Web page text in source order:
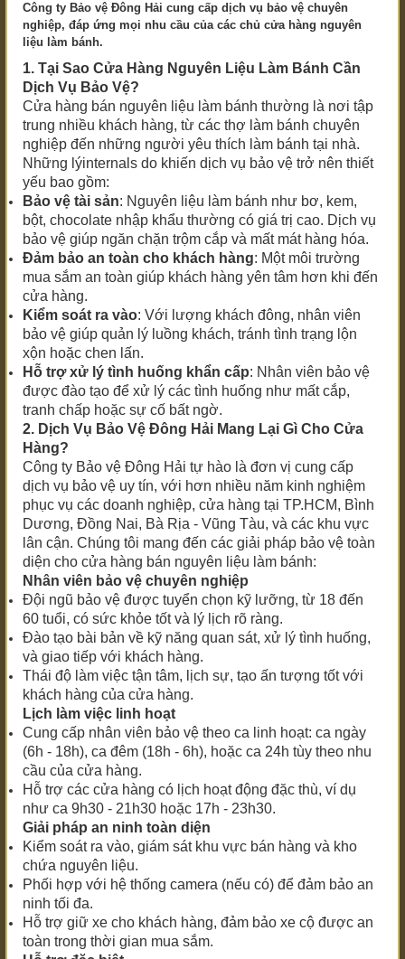
Công ty Bảo vệ Đông Hải cung cấp dịch vụ bảo vệ chuyên
nghiệp, đáp ứng mọi nhu cầu của các chủ cửa hàng nguyên
liệu làm bánh.
1. Tại Sao Cửa Hàng Nguyên Liệu Làm Bánh Cần
Dịch Vụ Bảo Vệ?
Cửa hàng bán nguyên liệu làm bánh thường là nơi tập
trung nhiều khách hàng, từ các thợ làm bánh chuyên
nghiệp đến những người yêu thích làm bánh tại nhà.
Những lýinternals do khiến dịch vụ bảo vệ trở nên thiết
yếu bao gồm:
Bảo vệ tài sản: Nguyên liệu làm bánh như bơ, kem,
bột, chocolate nhập khẩu thường có giá trị cao. Dịch vụ
bảo vệ giúp ngăn chặn trộm cắp và mất mát hàng hóa.
Đảm bảo an toàn cho khách hàng: Một môi trường
mua sắm an toàn giúp khách hàng yên tâm hơn khi đến
cửa hàng.
Kiểm soát ra vào: Với lượng khách đông, nhân viên
bảo vệ giúp quản lý luồng khách, tránh tình trạng lộn
xộn hoặc chen lấn.
Hỗ trợ xử lý tình huống khẩn cấp: Nhân viên bảo vệ
được đào tạo để xử lý các tình huống như mất cắp,
tranh chấp hoặc sự cố bất ngờ.
2. Dịch Vụ Bảo Vệ Đông Hải Mang Lại Gì Cho Cửa
Hàng?
Công ty Bảo vệ Đông Hải tự hào là đơn vị cung cấp
dịch vụ bảo vệ uy tín, với hơn nhiều năm kinh nghiệm
phục vụ các doanh nghiệp, cửa hàng tại TP.HCM, Bình
Dương, Đồng Nai, Bà Rịa - Vũng Tàu, và các khu vực
lân cận. Chúng tôi mang đến các giải pháp bảo vệ toàn
diện cho cửa hàng bán nguyên liệu làm bánh:
Nhân viên bảo vệ chuyên nghiệp
Đội ngũ bảo vệ được tuyển chọn kỹ lưỡng, từ 18 đến
60 tuổi, có sức khỏe tốt và lý lịch rõ ràng.
Đào tạo bài bản về kỹ năng quan sát, xử lý tình huống,
và giao tiếp với khách hàng.
Thái độ làm việc tận tâm, lịch sự, tạo ấn tượng tốt với
khách hàng của cửa hàng.
Lịch làm việc linh hoạt
Cung cấp nhân viên bảo vệ theo ca linh hoạt: ca ngày
(6h - 18h), ca đêm (18h - 6h), hoặc ca 24h tùy theo nhu
cầu của cửa hàng.
Hỗ trợ các cửa hàng có lịch hoạt động đặc thù, ví dụ
như ca 9h30 - 21h30 hoặc 17h - 23h30.
Giải pháp an ninh toàn diện
Kiểm soát ra vào, giám sát khu vực bán hàng và kho
chứa nguyên liệu.
Phối hợp với hệ thống camera (nếu có) để đảm bảo an
ninh tối đa.
Hỗ trợ giữ xe cho khách hàng, đảm bảo xe cộ được an
toàn trong thời gian mua sắm.